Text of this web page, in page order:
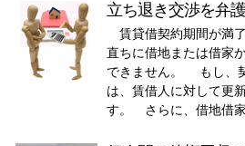
立ち退き交渉を弁
賃貸借契約期間が満
直ちに借地または借家
できません。 もし、
は、賃借人に対して更
す。 さらに、借地借